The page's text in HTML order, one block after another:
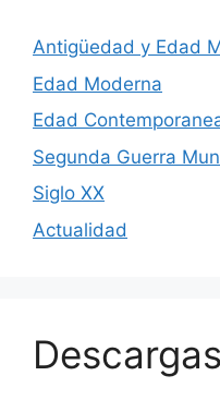
Antigüedad y Edad
Edad Moderna
Edad
Segunda Guerra
Siglo XX
Actualidad